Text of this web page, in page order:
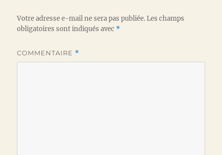
Votre adresse e-mail ne sera pas publiée. Les champs
obligatoires sont indiqués avec *
COMMENTAIRE *